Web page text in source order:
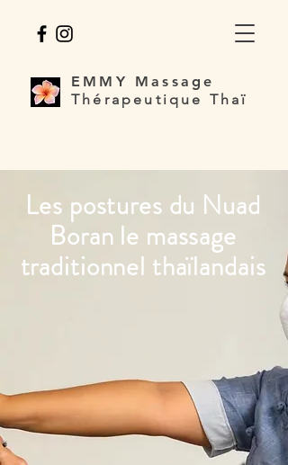
EMMY Massage
Thérapeutique Thaï
Les postures du Nuad
Boran le massage
traditionnel thaïlandais